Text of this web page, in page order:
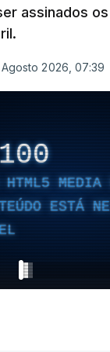
assinados
2026, 07:39
100
HTML5 MEDIA
ESTÁ